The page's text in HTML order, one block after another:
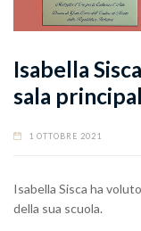
Isabella
sala
1 OTTOBRE 2021
Isabella Sisca ha
della sua scuola.